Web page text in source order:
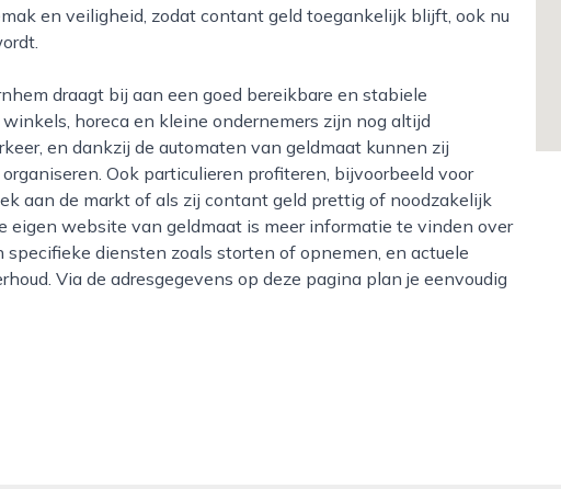
en veiligheid, zodat contant geld toegankelijk blijft, ook nu
horeca en kleine ondernemers zijn nog altijd
en dankzij de automaten van geldmaat kunnen zij
Ook particulieren profiteren, bijvoorbeeld voor
aan de markt of als zij contant geld prettig of noodzakelijk
eigen website van geldmaat is meer informatie te vinden over
diensten zoals storten of opnemen, en actuele
Via de adresgegevens op deze pagina plan je eenvoudig